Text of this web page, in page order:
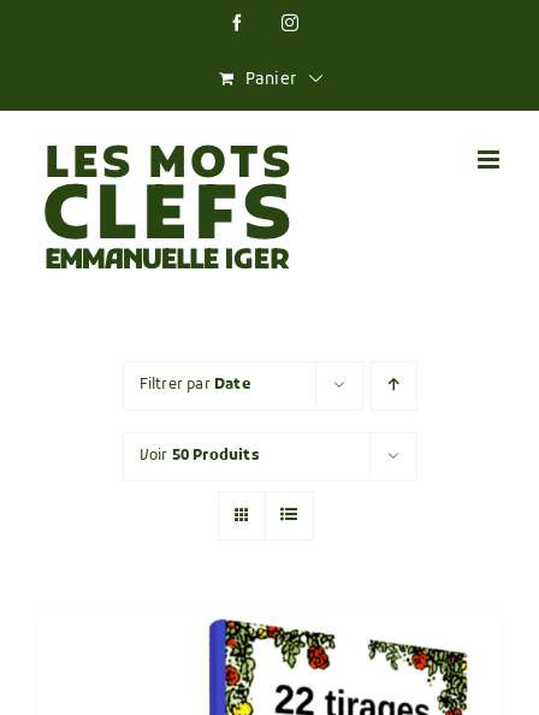
FacebookInstagram
Panier
Filtrer par Date
Voir 50 Produits